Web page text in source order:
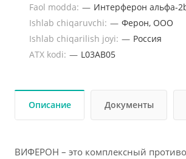
Faol modda: — Интерферон альфа-
Ishlab chiqaruvchi: — Ферон, ООО
Ishlab chiqarilish joyi: — Россия
ATX kodi: — L03AB05
Описание Документы
ВИФЕРОН – это комплексный